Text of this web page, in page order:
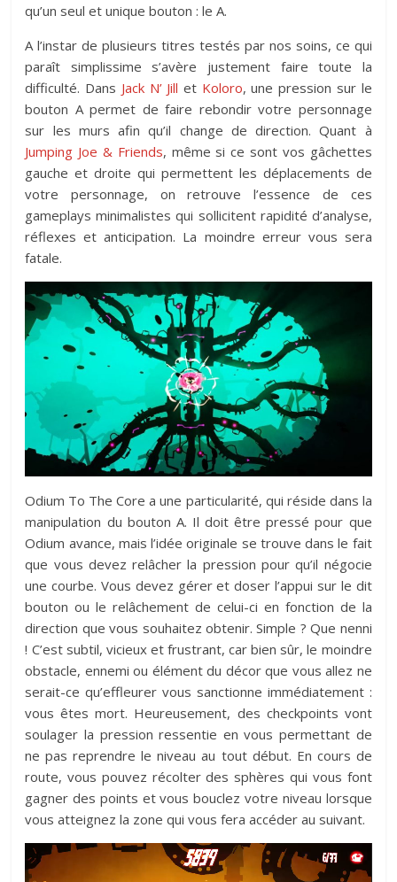
qu’un seul et unique bouton : le A.
A l’instar de plusieurs titres testés par nos soins, ce qui
paraît simplissime s’avère justement faire toute la
difficulté. Dans Jack N’ Jill et Koloro, une pression sur le
bouton A permet de faire rebondir votre personnage
sur les murs afin qu’il change de direction. Quant à
Jumping Joe & Friends, même si ce sont vos gâchettes
gauche et droite qui permettent les déplacements de
votre personnage, on retrouve l’essence de ces
gameplays minimalistes qui sollicitent rapidité d’analyse,
réflexes et anticipation. La moindre erreur vous sera
fatale.
Odium To The Core a une particularité, qui réside dans la
manipulation du bouton A. Il doit être pressé pour que
Odium avance, mais l’idée originale se trouve dans le fait
que vous devez relâcher la pression pour qu’il négocie
une courbe. Vous devez gérer et doser l’appui sur le dit
bouton ou le relâchement de celui-ci en fonction de la
direction que vous souhaitez obtenir. Simple ? Que nenni
! C’est subtil, vicieux et frustrant, car bien sûr, le moindre
obstacle, ennemi ou élément du décor que vous allez ne
serait-ce qu’effleurer vous sanctionne immédiatement :
vous êtes mort. Heureusement, des checkpoints vont
soulager la pression ressentie en vous permettant de
ne pas reprendre le niveau au tout début. En cours de
route, vous pouvez récolter des sphères qui vous font
gagner des points et vous bouclez votre niveau lorsque
vous atteignez la zone qui vous fera accéder au suivant.
Lecteur
vidéo